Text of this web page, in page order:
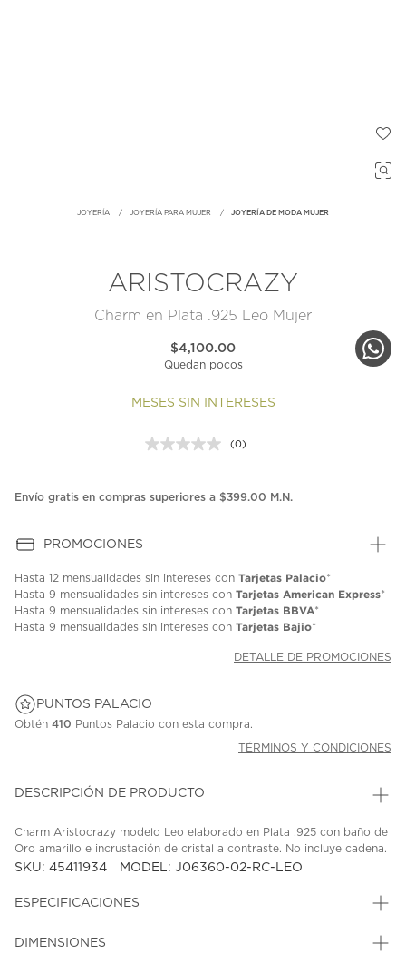
JOYERÍA JOYERÍA PARA MUJER JOYERÍA DE MODA MUJER
ARISTOCRAZY
Charm en Plata .925 Leo Mujer
$4,100.00
Quedan pocos
MESES SIN INTERESES
Sin
en
(0)
Envío gratis en compras superiores a $399.00 M.N.
PROMOCIONES
Hasta 12 mensualidades sin intereses con Tarjetas Palacio*
Hasta 9 mensualidades sin intereses con Tarjetas American Express*
Hasta 9 mensualidades sin intereses con Tarjetas BBVA*
Hasta 9 mensualidades sin intereses con Tarjetas Bajio*
DETALLE DE PROMOCIONES
PUNTOS PALACIO
Obtén 410 Puntos Palacio con esta compra.
TÉRMINOS Y CONDICIONES
DESCRIPCIÓN DE PRODUCTO
Charm Aristocrazy modelo Leo elaborado en Plata .925 con baño de
Oro amarillo e incrustación de cristal a contraste. No incluye cadena.
SKU: 45411934 MODEL: J06360-02-RC-LEO
ESPECIFICACIONES
DIMENSIONES